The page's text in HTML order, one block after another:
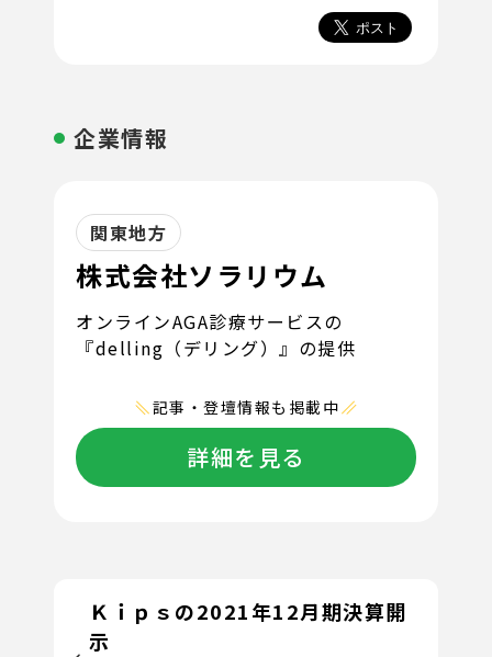
企業情報
関東地方
株式会社ソラリウム
オンラインAGA診療サービスの
『delling（デリング）』の提供
記事・登壇情報も掲載中
詳細を見る
Ｋｉｐｓの2021年12月期決算開
示